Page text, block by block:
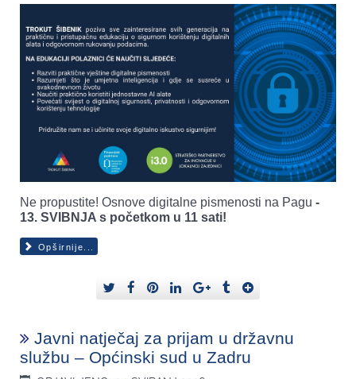
Ne propustite! Osnove digitalne pismenosti na Pagu -
13. SVIBNJA s početkom u 11 sati!
Opširnije...
Javni natječaj za prijam u državnu
službu – Općinski sud u Zadru